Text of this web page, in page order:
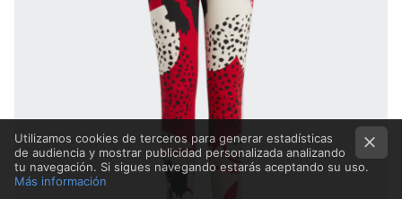
Utilizamos cookies de terceros para generar estadísticas
de audiencia y mostrar publicidad personalizada analizando
tu navegación. Si sigues navegando estarás aceptando su uso.
Más información